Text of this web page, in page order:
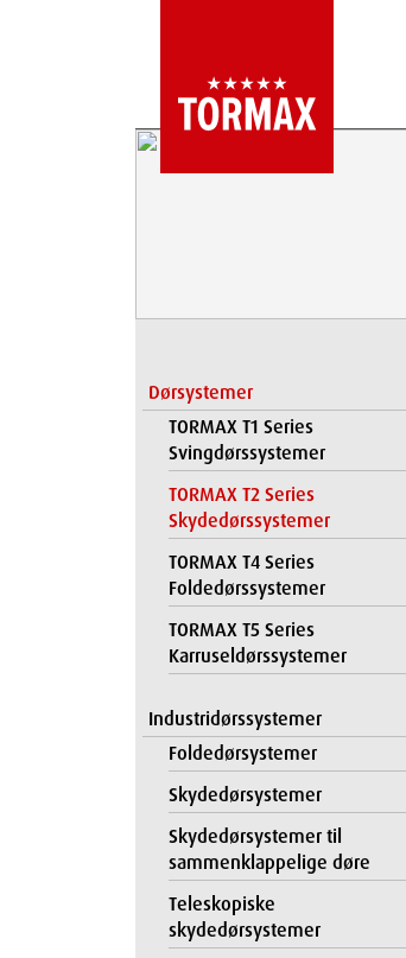
Dørsystemer
TORMAX T1 Series
Svingdørssystemer
TORMAX T2 Series
Skydedørssystemer
TORMAX T4 Series
Foldedørssystemer
TORMAX T5 Series
Karruseldørssystemer
Industridørssystemer
Foldedørsystemer
Skydedørsystemer
Skydedørsystemer til
sammenklappelige døre
Teleskopiske
skydedørsystemer